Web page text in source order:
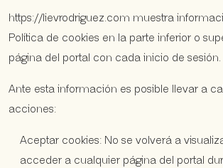
https://lievrodriguez.com muestra
Política de cookies en la parte inferior o
página del portal con cada inicio de sesión.
Ante esta información es posible llevar a
acciones:
Aceptar cookies: No se volverá a
acceder a cualquier página del portal